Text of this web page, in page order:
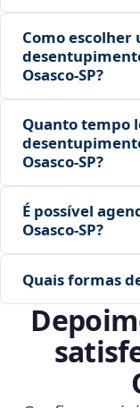
Como
Osasco‑SP?
Quanto tempo
Osasco‑SP?
É possível
Osasco‑SP?
Quais formas